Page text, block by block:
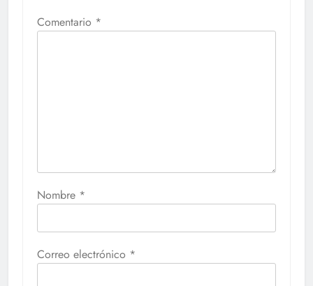
Comentario *
Nombre *
Correo electrónico *